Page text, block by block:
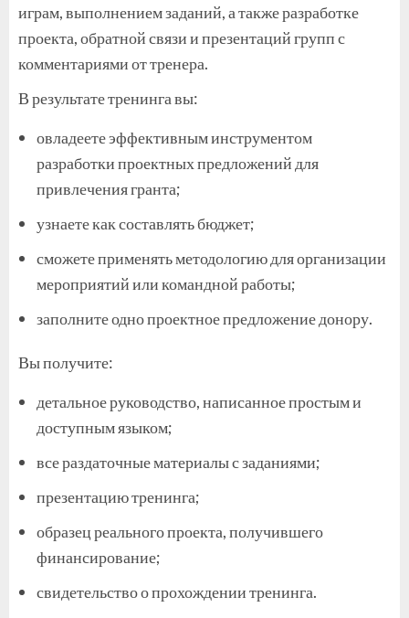
играм, выполнением заданий, а также разработке
проекта, обратной связи и презентаций групп с
комментариями от тренера.
В результате тренинга вы:
овладеете эффективным инструментом
разработки проектных предложений для
привлечения гранта;
узнаете как составлять бюджет;
сможете применять методологию для организации
мероприятий или командной работы;
заполните одно проектное предложение донору.
Вы получите:
детальное руководство, написанное простым и
доступным языком;
все раздаточные материалы с заданиями;
презентацию тренинга;
образец реального проекта, получившего
финансирование;
свидетельство о прохождении тренинга.